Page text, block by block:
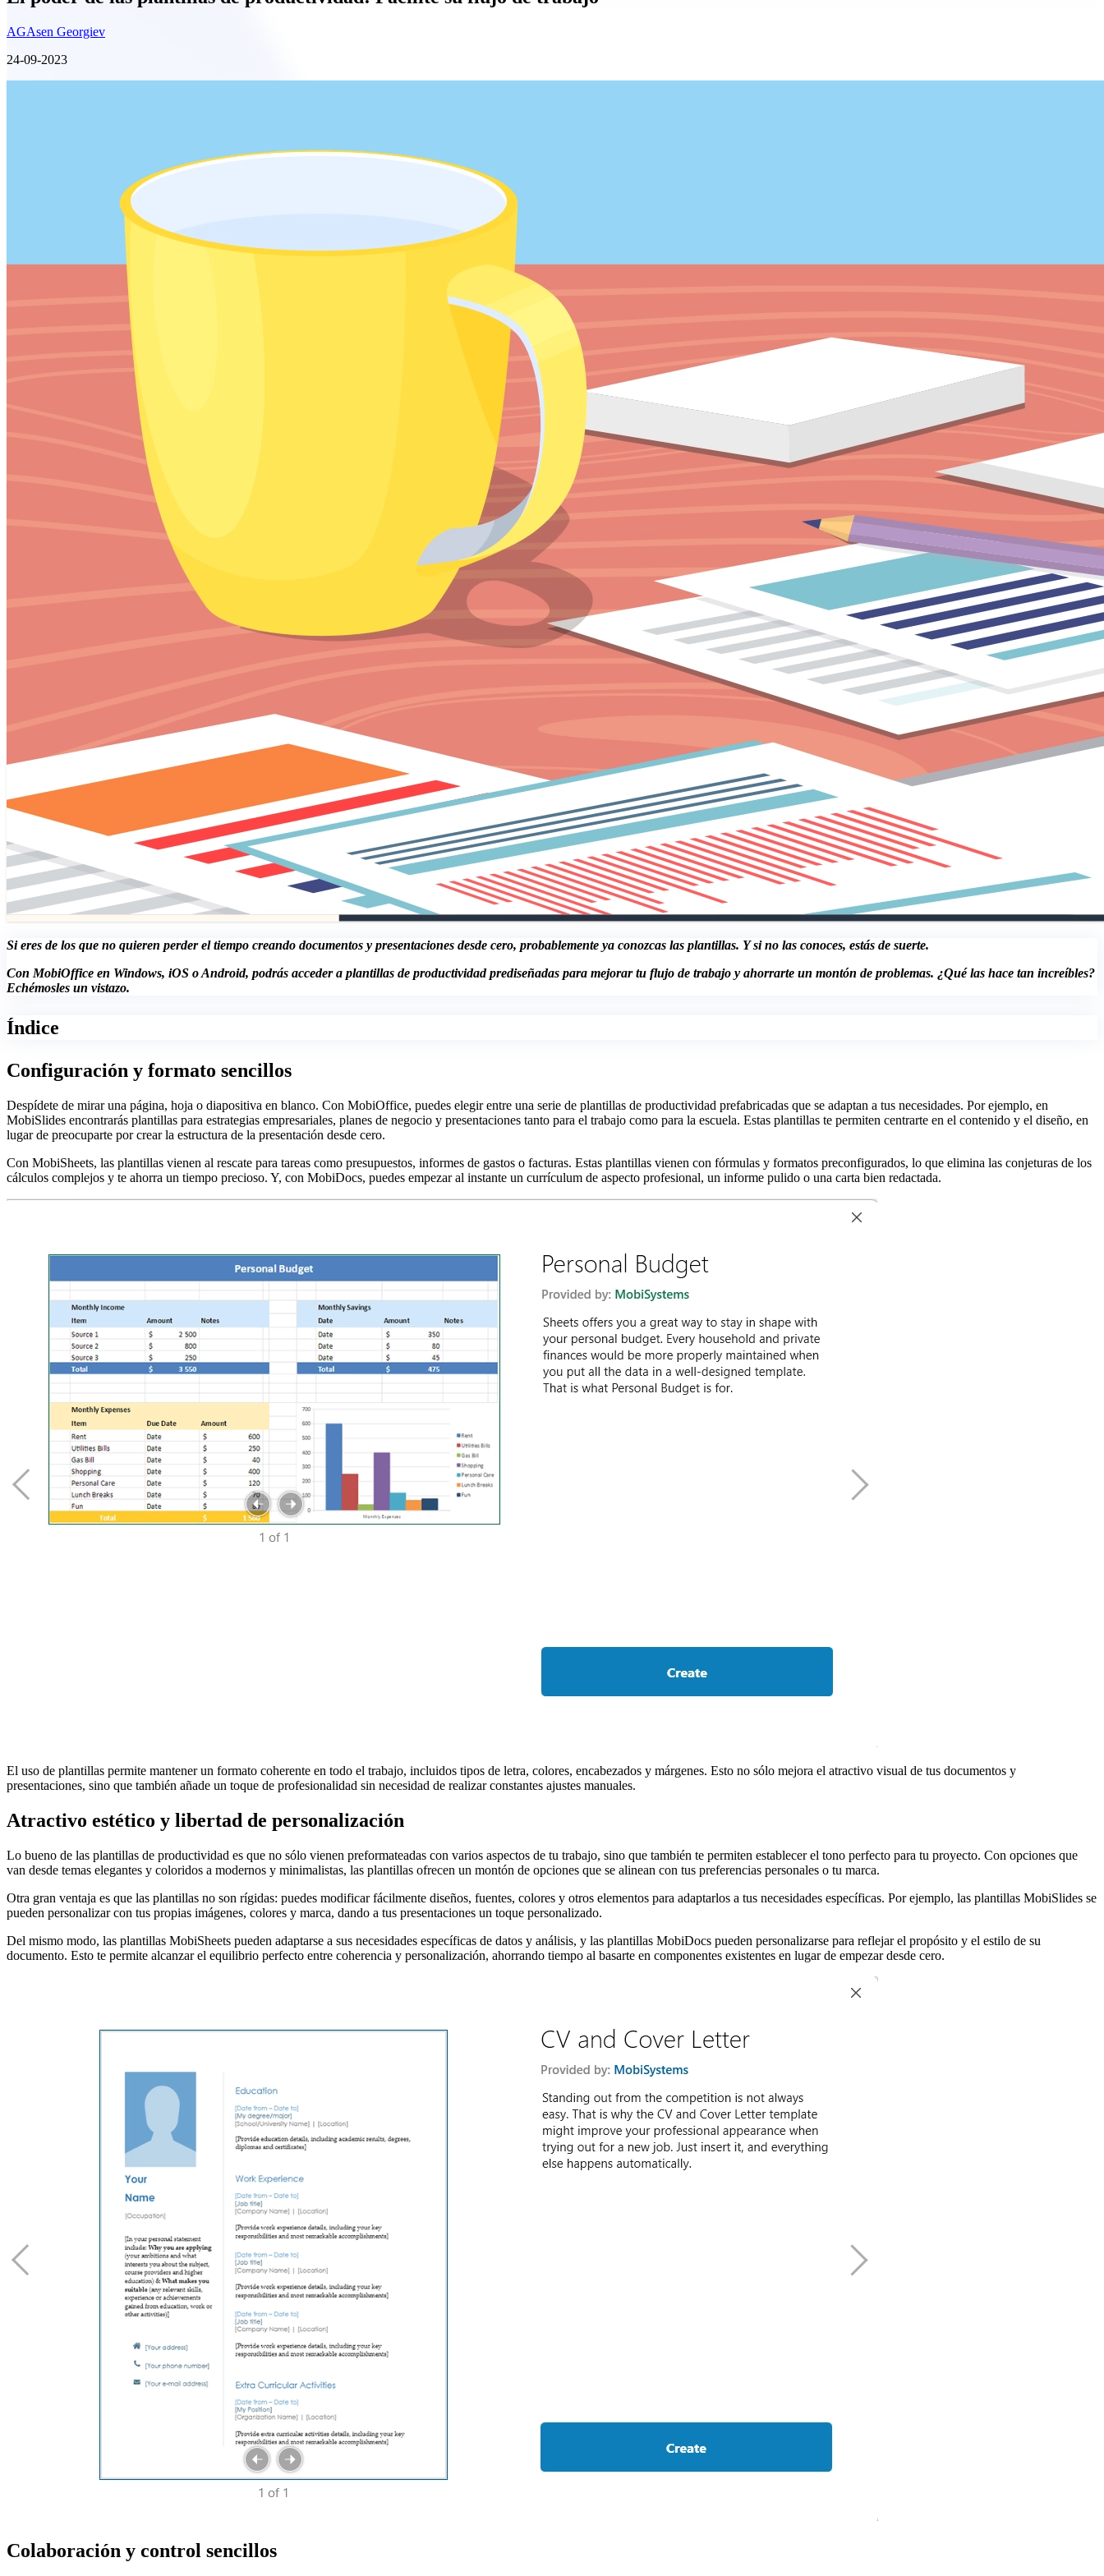
AGAsen Georgiev
24-09-2023
Si eres de los que no quieren perder el tiempo creando documentos y presentaciones desde cero, probablemente ya conozcas las plantillas. Y si no las conoces, estás de suerte.
Con MobiOffice en Windows, iOS o Android, podrás acceder a plantillas de productividad prediseñadas para mejorar tu flujo de trabajo y ahorrarte un montón de problemas. ¿Qué las hace tan increíbles?
Echémosles un vistazo.
Índice
Configuración y formato sencillos
Despídete de mirar una página, hoja o diapositiva en blanco. Con MobiOffice, puedes elegir entre una serie de plantillas de productividad prefabricadas que se adaptan a tus necesidades. Por ejemplo, en
MobiSlides encontrarás plantillas para estrategias empresariales, planes de negocio y presentaciones tanto para el trabajo como para la escuela. Estas plantillas te permiten centrarte en el contenido y el diseño, en
lugar de preocuparte por crear la estructura de la presentación desde cero.
Con MobiSheets, las plantillas vienen al rescate para tareas como presupuestos, informes de gastos o facturas. Estas plantillas vienen con fórmulas y formatos preconfigurados, lo que elimina las conjeturas de los
cálculos complejos y te ahorra un tiempo precioso. Y, con MobiDocs, puedes empezar al instante un currículum de aspecto profesional, un informe pulido o una carta bien redactada.
El uso de plantillas permite mantener un formato coherente en todo el trabajo, incluidos tipos de letra, colores, encabezados y márgenes. Esto no sólo mejora el atractivo visual de tus documentos y
presentaciones, sino que también añade un toque de profesionalidad sin necesidad de realizar constantes ajustes manuales.
Atractivo estético y libertad de personalización
Lo bueno de las plantillas de productividad es que no sólo vienen preformateadas con varios aspectos de tu trabajo, sino que también te permiten establecer el tono perfecto para tu proyecto. Con opciones que
van desde temas elegantes y coloridos a modernos y minimalistas, las plantillas ofrecen un montón de opciones que se alinean con tus preferencias personales o tu marca.
Otra gran ventaja es que las plantillas no son rígidas: puedes modificar fácilmente diseños, fuentes, colores y otros elementos para adaptarlos a tus necesidades específicas. Por ejemplo, las plantillas MobiSlides se
pueden personalizar con tus propias imágenes, colores y marca, dando a tus presentaciones un toque personalizado.
Del mismo modo, las plantillas MobiSheets pueden adaptarse a sus necesidades específicas de datos y análisis, y las plantillas MobiDocs pueden personalizarse para reflejar el propósito y el estilo de su
documento. Esto te permite alcanzar el equilibrio perfecto entre coherencia y personalización, ahorrando tiempo al basarte en componentes existentes en lugar de empezar desde cero.
Colaboración y control sencillos